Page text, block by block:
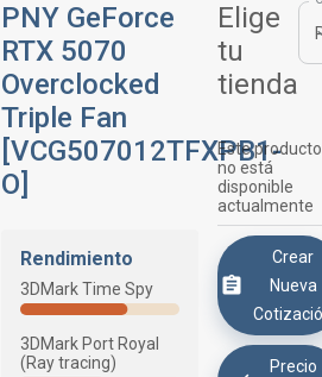
PNY GeForce
RTX 5070
Overclocked
Triple Fan
[VCG507012TFXPB1-
O]
Rendimiento
3DMark Time Spy
3DMark Port Royal
(Ray tracing)
Elige
tu
tienda
Este producto
no está
disponible
actualmente
Crear
Nueva
Precio